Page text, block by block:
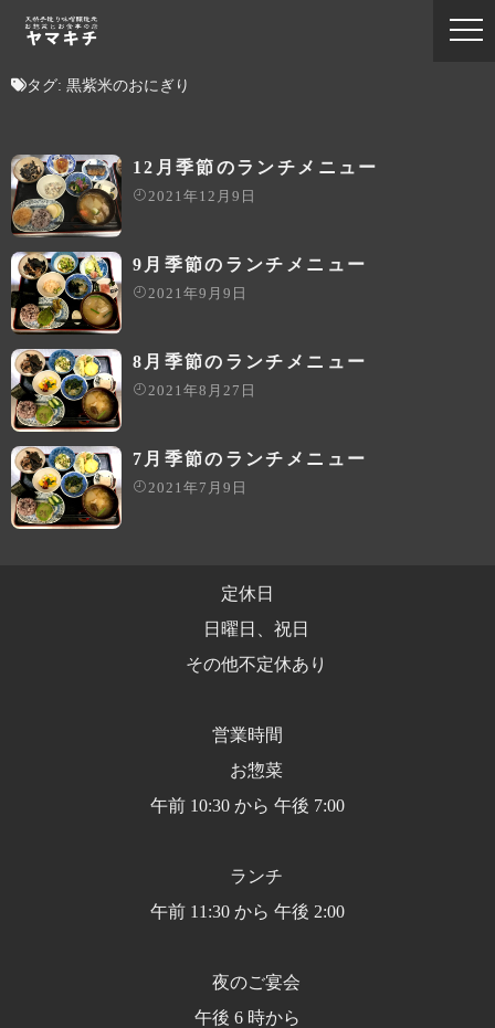
タグ: 黒紫米のおにぎり
12月季節のランチメニュー
2021年12月9日
9月季節のランチメニュー
2021年9月9日
8月季節のランチメニュー
2021年8月27日
7月季節のランチメニュー
2021年7月9日
定休日
日曜日、祝日
その他不定休あり
営業時間
お惣菜
午前 10:30 から 午後 7:00
ランチ
午前 11:30 から 午後 2:00
夜のご宴会
午後 6 時から